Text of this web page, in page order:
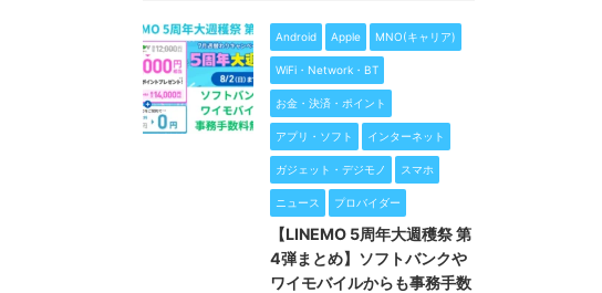
Android Apple MNO(キャリア)
WiFi・Network・BT
お金・決済・ポイント
アプリ・ソフト インターネット
ガジェット・デジモノ スマホ
ニュース プロバイダー
【LINEMO 5周年大週穫祭 第
4弾まとめ】ソフトバンクや
ワイモバイルからも事務手数